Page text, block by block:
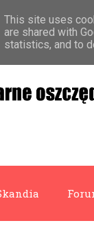
This site uses
are shared with
statistics, and to